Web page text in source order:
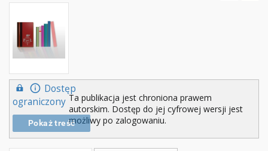
Dostęp
ograniczony
Pokaż treść
Ta publikacja jest chroniona prawem
autorskim. Dostęp do jej cyfrowej wersji jest
możliwy po zalogowaniu.